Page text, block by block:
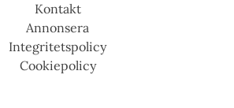
Kontakt
Annonsera
Integritetspolicy
Cookiepolicy